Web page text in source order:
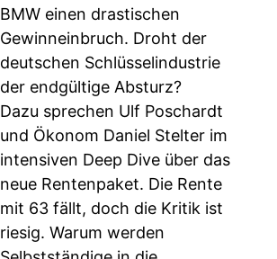
BMW einen drastischen
Gewinneinbruch. Droht der
deutschen Schlüsselindustrie
der endgültige Absturz?
Dazu sprechen Ulf Poschardt
und Ökonom Daniel Stelter im
intensiven Deep Dive über das
neue Rentenpaket. Die Rente
mit 63 fällt, doch die Kritik ist
riesig. Warum werden